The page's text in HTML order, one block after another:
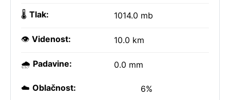
🌡️ Tlak: 1014.0 mb
👁️ Videnost: 10.0 km
🌧️ Padavine: 0.0 mm
☁️ Oblačnost: 6%